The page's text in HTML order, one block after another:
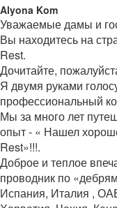
Alyona Kom
Уважаемые дамы и
Вы находитесь на
Rest.
Дочитайте,
Я двумя руками
профессиональный
Мы за много лет
опыт - « Нашел
Rest»!!!.
Доброе и теплое
проводник по
Испания, Италия ,